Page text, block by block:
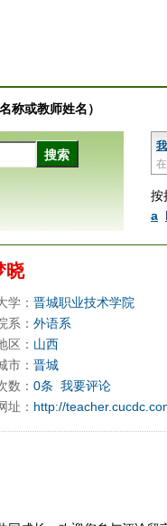
称或教师姓名）
按
a
晓
学： 晋城职业技术学院
系： 外语系
区： 山西
市： 晋城
数： 0条 我要评论
址： http://